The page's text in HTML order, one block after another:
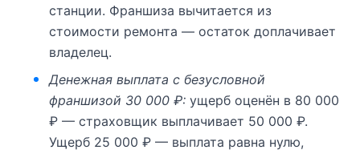
станции. Франшиза вычитается из
стоимости ремонта — остаток доплачивает
владелец.
Денежная выплата с безусловной
франшизой 30 000 ₽:ущерб оценён в 80 000
₽ — страховщик выплачивает 50 000 ₽.
Ущерб 25 000 ₽ — выплата равна нулю,